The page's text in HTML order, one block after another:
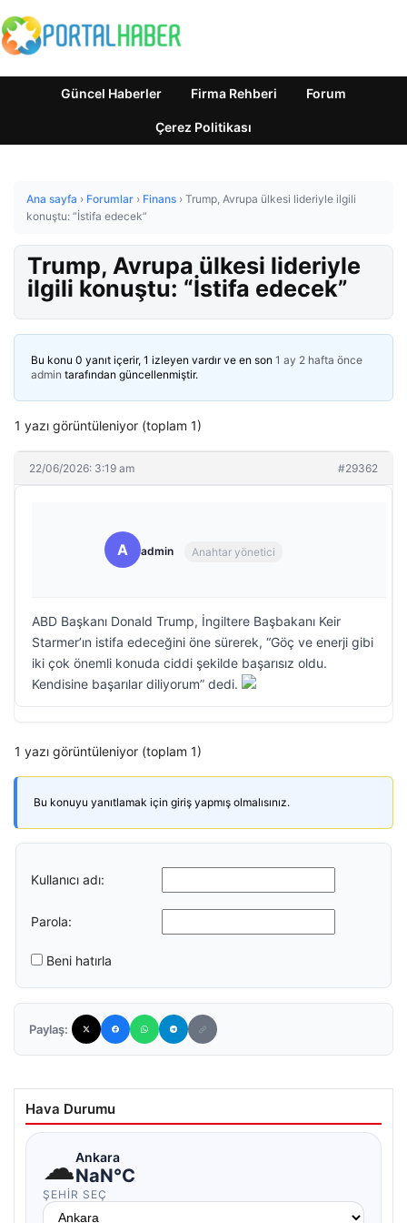
Güncel Haberler Firma Rehberi Forum
Çerez Politikası
Ana sayfa › Forumlar › Finans › Trump, Avrupa ülkesi lideriyle ilgili
konuştu: “İstifa edecek”
Trump, Avrupa ülkesi lideriyle
ilgili konuştu: “İstifa edecek”
Bu konu 0 yanıt içerir, 1 izleyen vardır ve en son 1 ay 2 hafta önce
admin tarafından güncellenmiştir.
1 yazı görüntüleniyor (toplam 1)
22/06/2026: 3:19 am #29362
A admin Anahtar yönetici
ABD Başkanı Donald Trump, İngiltere Başbakanı Keir
Starmer’ın istifa edeceğini öne sürerek, “Göç ve enerji gibi
iki çok önemli konuda ciddi şekilde başarısız oldu.
Kendisine başarılar diliyorum” dedi.
1 yazı görüntüleniyor (toplam 1)
Bu konuyu yanıtlamak için giriş yapmış olmalısınız.
Kullanıcı adı:
Parola:
Beni hatırla
Paylaş:
Hava Durumu
☁Ankara
NaN°C
ŞEHIR SEÇ